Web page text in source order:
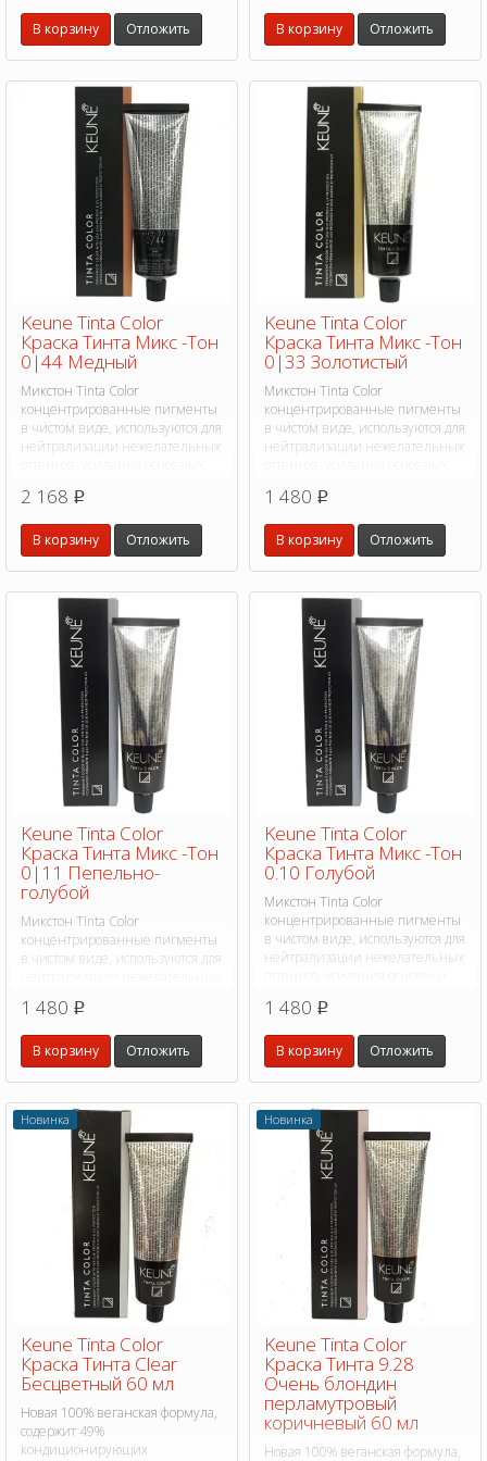
В корзину Отложить В корзину Отложить
Keune Tinta Color
Краска Тинта Микс -Тон
0|44 Медный
Микстон Tinta Color
концентрированные пигменты
в чистом виде, используются для
нейтрализации нежелательных
оттенков.
2 168 p
В корзину Отложить
Keune Tinta Color
Краска Тинта Микс -Тон
0|33 Золотистый
Микстон Tinta Color
концентрированные пигменты
в чистом виде, используются для
нейтрализации нежелательных
оттенков.
1 480 p
В корзину Отложить
Keune Tinta Color
Краска Тинта Микс -Тон
0|11 Пепельно-
голубой
Микстон Tinta Color
концентрированные пигменты
в чистом виде, используются для
тонов или создания уникальных
оттенков.
1 480 p
В корзину Отложить
Keune Tinta Color
Краска Тинта Микс -Тон
0.10 Голубой
Микстон Tinta Color
концентрированные пигменты
в чистом виде, используются для
нейтрализации нежелательных
оттенков.
1 480 p
В корзину Отложить
Новинка
Keune Tinta Color
Краска Тинта Clear
Бесцветный 60 мл
Новая 100% веганская формула,
содержит 49%
кондиционирующих
Новинка
Keune Tinta Color
Краска Тинта 9.28
Очень блондин
перламутровый
коричневый 60 мл
Новая 100% веганская формула,